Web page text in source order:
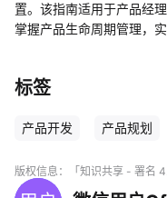
置。该指南适用于产品经
掌握产品生命周期管理，
标签
产品开发 产品规划
版权信息： 「知识共享 - 署名